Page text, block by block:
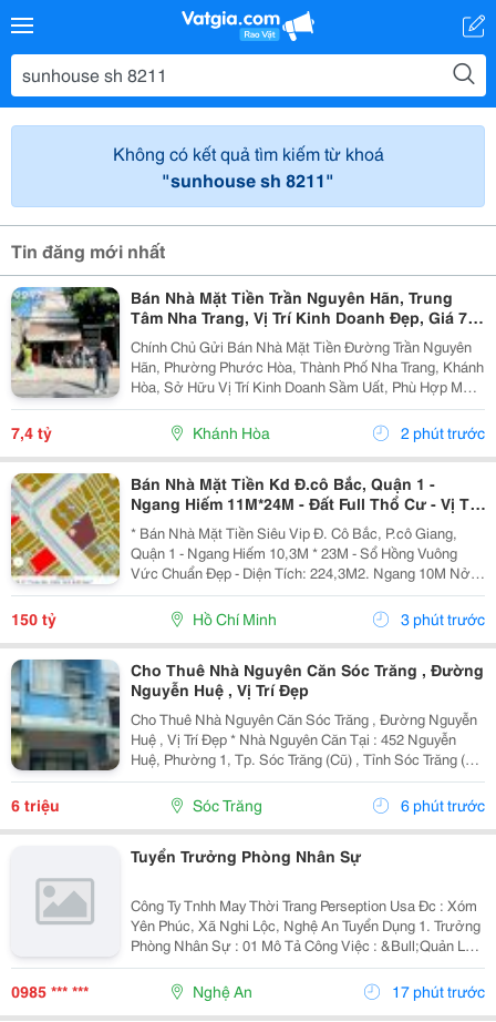
Không có kết quả tìm kiếm từ khoá
"sunhouse sh 8211"
Tin đăng mới nhất
Bán Nhà Mặt Tiền Trần Nguyên Hãn, Trung
Tâm Nha Trang, Vị Trí Kinh Doanh Đẹp, Giá 7,4
Tỷ
Chính Chủ Gửi Bán Nhà Mặt Tiền Đường Trần Nguyên
Hãn, Phường Phước Hòa, Thành Phố Nha Trang, Khánh
Hòa, Sở Hữu Vị Trí Kinh Doanh Sầm Uất, Phù Hợp Mở
Cửa Hàng, Văn Phòng, Showroom Hoặc Đầu Tư Cho
Thuê Lâu Dài. Thông Tin Chi Tiết. - Địa Chỉ: Số...
7,4 tỷ Khánh Hòa 2 phút trước
Bán Nhà Mặt Tiền Kd Đ.cô Bắc, Quận 1 -
Ngang Hiếm 11M*24M - Đất Full Thổ Cư - Vị Trí
Phù Hợp Xây Cao Ốc Văn Phòng, Khách Sạn,
Kinh Doanh
* Bán Nhà Mặt Tiền Siêu Vip Đ. Cô Bắc, P.cô Giang,
Quận 1 - Ngang Hiếm 10,3M * 23M - Sổ Hồng Vuông
Vức Chuẩn Đẹp - Diện Tích: 224,3M2. Ngang 10M Nở
Hậu 10,3M * 23,7M. Đất Nở Hậu Phong Thuỷ Tốt Cho
Gia Chủ Trong Kinh Doanh. - Hiện Trạng: C4. - Phù...
150 tỷ Hồ Chí Minh 3 phút trước
Cho Thuê Nhà Nguyên Căn Sóc Trăng , Đường
Nguyễn Huệ , Vị Trí Đẹp
Cho Thuê Nhà Nguyên Căn Sóc Trăng , Đường Nguyễn
Huệ , Vị Trí Đẹp * Nhà Nguyên Căn Tại : 452 Nguyễn
Huệ, Phường 1, Tp. Sóc Trăng (Cũ) , Tỉnh Sóc Trăng (
Phường Sóc Trăng, Tp. Cần Thơ (Mới) * Giá Thuê: 6
Triệu/Tháng ( Cọc 2 Tháng, Đóng 1 Tháng ) *...
6 triệu Sóc Trăng 6 phút trước
Tuyển Trưởng Phòng Nhân Sự
Công Ty Tnhh May Thời Trang Perseption Usa Đc : Xóm
Yên Phúc, Xã Nghi Lộc, Nghệ An Tuyển Dụng 1. Trưởng
Phòng Nhân Sự : 01 Mô Tả Công Việc : &Bull;Quản Lý
Và Điều Hành Hoạt Động P. Nhân Sự. &Bull;Xây Dựng
Và Triển Khai Chiến Lược, Chính...
0985 *** *** Nghệ An 17 phút trước